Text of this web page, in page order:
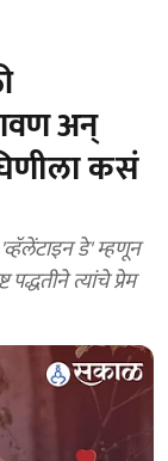
अन्
कसं
डे' म्हणून
त्यांचे प्रेम